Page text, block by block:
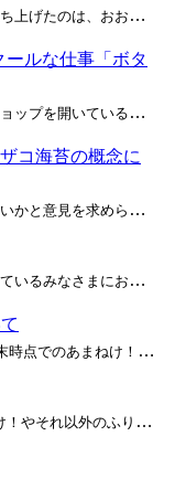
私たちが新しい合同誌「モノラルノート」を立ち上げたのは、おおよそ2ヶ月前のことです。これは、2024年のサークル名変更や2025年の個人誌立ち上げに続く、次の10年のための取り組みだと考えています。私たちはまだ前に進めます！ しかし、2024年頃から現在にかけて私たちを取り巻く...
ルな仕事「ボタ
私は今、日本の蔵前という町で小さなボタンショップを開いている。東京都台東区蔵前5丁目。12.8㎡の店内の中央に楢材のテーブルを置いて、さらにそれを囲むようにぐるりと商品棚が並ぶ。地元のパン屋はどこもこんな配置だった。 2050年現在、私がAIに奪われずに済んでいる仕事というのが...
コ海苔の概念に
新しい同人作品ビューアに入れたい新機能はないかと意見を求められて、私はCENSOREDなんかどうだろうと答えた。「へー、CENSORED？ なにそれ？」ときょとんとした顔で軽くGeminiに尋ねると「ふーん、エッチな画像にわざわざ自分でモザイクを入れるんだ。アングロスフィアのキン...
日頃からストレスを溜めて現代社会を生き抜いているみなさまにおかれましては、時折ふとこんなことを考えてしまうはずです。 「あぁ、小動物を手に乗せて撫でたい……気分が乗ってきたら食べてしまいたい……」 ……なんて。どうですか？ 当たった？ 当たってない？ どっち？ はっきりしませ...
先日公開したあまねけ！AI 2025では、2025年末時点でのあまねけ！におけるAIの活用方法について記録を残しました。この中では、可能性を収束させるという意味での本来の執筆は人間が行うものとし、要約および分析という新たな可能性を要求しない作業をAIに任せていく旨を記載しています...
今日は2025年12月31日です。2025年のあまねけ！やそれ以外のふりかえりをお送りします。 2025年は、変天美音シリーズを立ち上げた最初の年です。変天美音はみなさんがあまねけ！を所有するための手段の一つであって、紙の文庫本として確かにあなたの手に渡ります。Dockerイメ...